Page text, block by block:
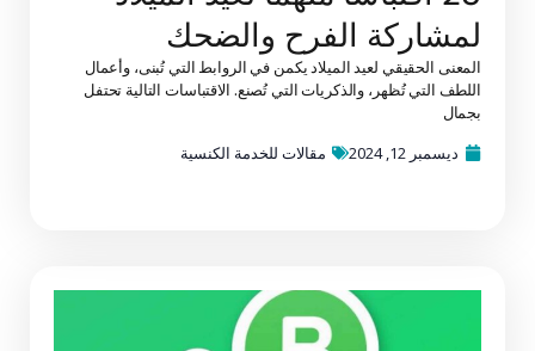
لمشاركة الفرح والضحك
المعنى الحقيقي لعيد الميلاد يكمن في الروابط التي تُبنى، وأعمال
اللطف التي تُظهر، والذكريات التي تُصنع. الاقتباسات التالية تحتفل
بجمال
ديسمبر 12, 2024
مقالات للخدمة الكنسية